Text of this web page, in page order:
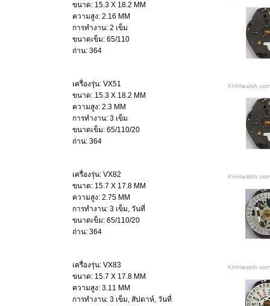
ขนาด: 15.3 X 18.2 MM
ความสูง: 2.16 MM
การทำงาน: 2 เข็ม
ขนาดเข็ม: 65/110
ถ่าน: 364
เครื่องรุ่น: VX51
ขนาด: 15.3 X 18.2 MM
ความสูง: 2.3 MM
การทำงาน: 3 เข็ม
ขนาดเข็ม: 65/110/20
ถ่าน: 364
เครื่องรุ่น: VX82
ขนาด: 15.7 X 17.8 MM
ความสูง: 2.75 MM
การทำงาน: 3 เข็ม, วันที่
ขนาดเข็ม: 65/110/20
ถ่าน: 364
เครื่องรุ่น: VX83
ขนาด: 15.7 X 17.8 MM
ความสูง: 3.11 MM
การทำงาน: 3 เข็ม, สัปดาห์, วันที่